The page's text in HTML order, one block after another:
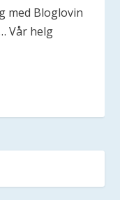
med Bloglovin
Vår helg